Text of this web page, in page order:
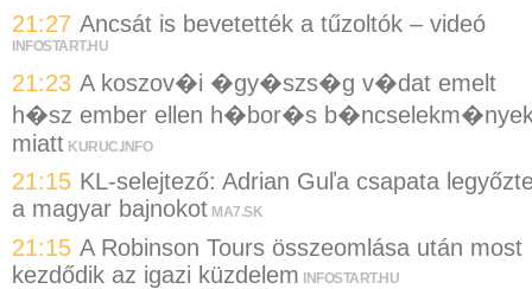
21:27 Ancsát is bevetették a tűzoltók – videó
INFOSTART.HU
21:23 A koszov�i �gy�szs�g v�dat emelt
h�sz ember ellen h�bor�s
miatt KURUC.INFO
21:15 KL-selejtező: Adrian Guľa csapata
a magyar bajnokot MA7.SK
21:15 A Robinson Tours összeomlása után most
kezdődik az igazi küzdelem
INFOSTART.HU